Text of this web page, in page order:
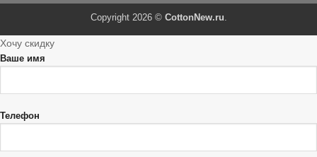
Copyright 2026 © CottonNew.ru
Хочу скидку
Ваше имя
Телефон